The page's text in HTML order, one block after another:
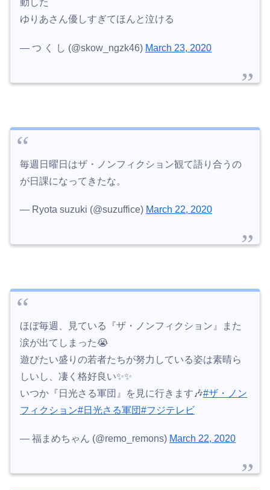
動した
ゆりあさん優しすぎてほんと泣ける
— つ く し (@skow_ngzk46) March 23, 2020
毎週日曜日はザ・ノンフィクション観て語り合うの
が日課になってきたな。
— Ryota suzuki (@suzuffice) March 22, 2020
ほぼ毎週、見ている『ザ・ノンフィクション』また
涙が出てしまった😭
遊びたい盛りの若者たちが努力している姿は素晴ら
しいし、凄く格好良い✨✨
いつか『日光さる軍団』を見に行きます🎶#ザ・ノン
フィクション#日光さる軍団#フジテレビ
— 福まめちゃん (@remo_remons) March 22, 2020